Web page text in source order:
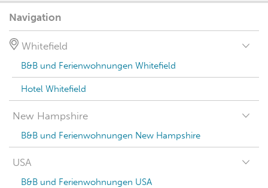
Navigation
Whitefield
B&B und Ferienwohnungen Whitefield
Hotel Whitefield
New Hampshire
B&B und Ferienwohnungen New Hampshire
USA
B&B und Ferienwohnungen USA